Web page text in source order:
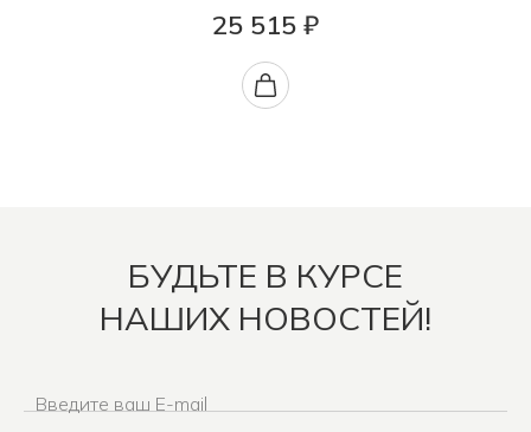
25 515 ₽
БУДЬТЕ В КУРСЕ
НАШИХ НОВОСТЕЙ!
Введите ваш E-mail